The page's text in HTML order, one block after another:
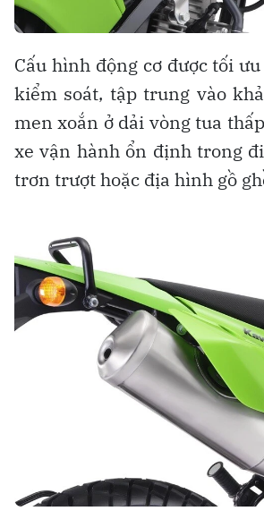
Cấu hình động cơ được tối
kiểm soát, tập trung vào
men xoắn ở dải vòng tua
xe vận hành ổn định trong
trơn trượt hoặc địa hình gồ